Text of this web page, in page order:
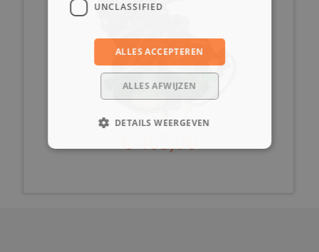
€ 465,00
UNCLASSIFIED
ALLES ACCEPTEREN
ALLES AFWIJZEN
DETAILS WEERGEVEN